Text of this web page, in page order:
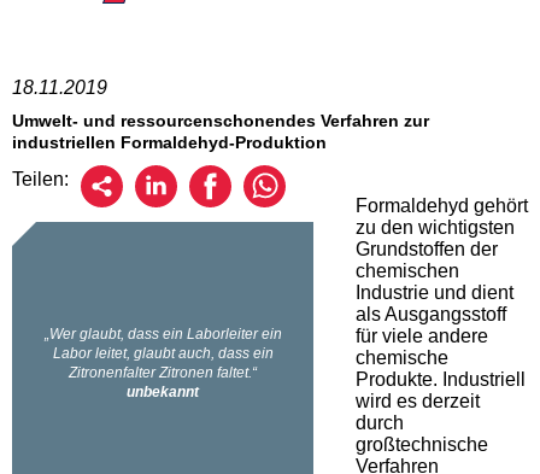
18.11.2019
Umwelt- und ressourcenschonendes Verfahren zur
industriellen Formaldehyd-Produktion
Teilen:
Formaldehyd gehört
zu den wichtigsten
Grundstoffen der
chemischen
Industrie und dient
als Ausgangsstoff
für viele andere
chemische
Produkte. Industriell
wird es derzeit
durch
großtechnische
Verfahren